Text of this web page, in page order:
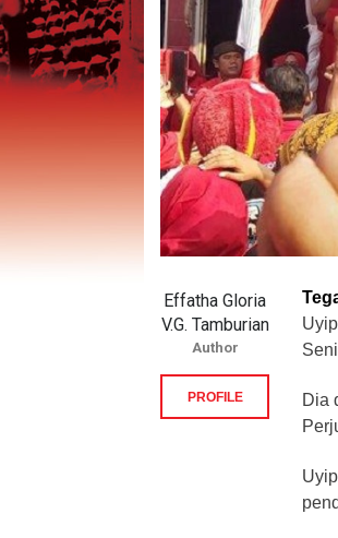
Dia
Effatha Gloria
V.G. Tamburian
Author
PROFILE